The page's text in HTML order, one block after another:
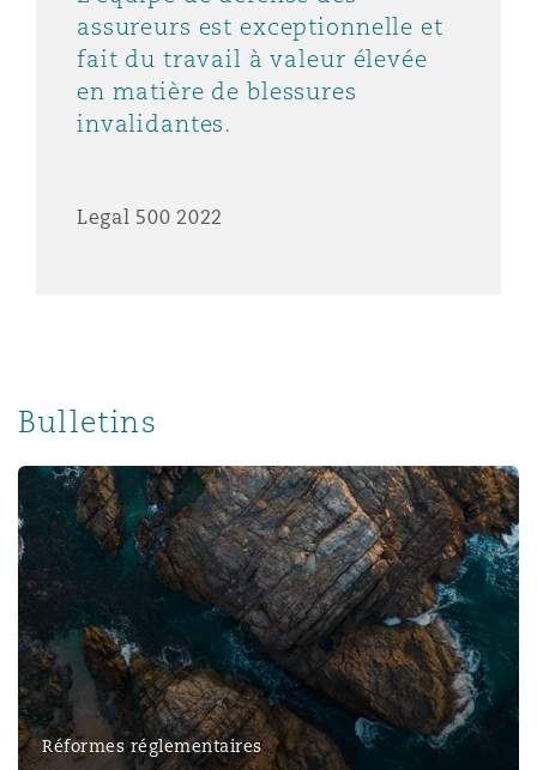
assureurs est exceptionnelle et
fait du travail à valeur élevée
en matière de blessures
invalidantes.
Legal 500 2022
Bulletins
Réformes réglementaires